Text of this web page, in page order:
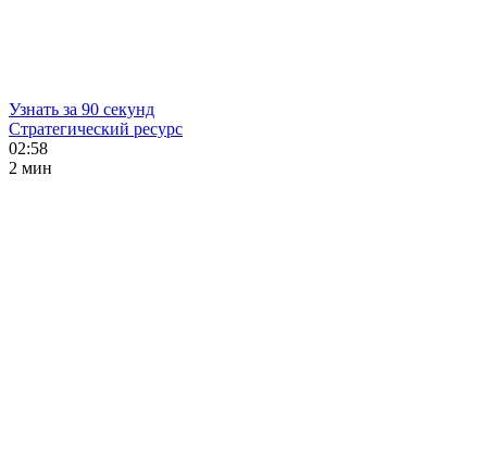
Узнать за 90 секунд
Стратегический ресурс
02:58
2 мин